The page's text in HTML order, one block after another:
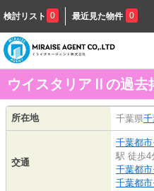
検討リスト 0 最近見た物件 0
ウイスタリアⅡの過去
所在地 千葉県
交通
千葉都
駅 徒歩4
千葉都
千葉都